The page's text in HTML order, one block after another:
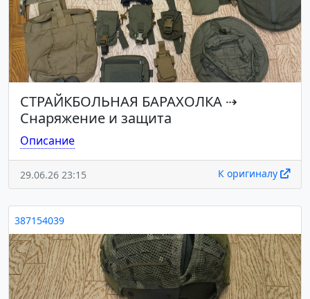
СТРАЙКБОЛЬНАЯ БАРАХОЛКА ⇢
Снаряжение и защита
Описание
29.06.26 23:15 К оригиналу
387154039